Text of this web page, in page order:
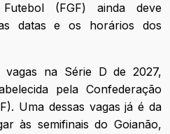
(FGF) ainda deve
datas e os horários dos
na Série D de 2027,
pela Confederação
Uma dessas vagas já é da
às semifinais do Goianão,